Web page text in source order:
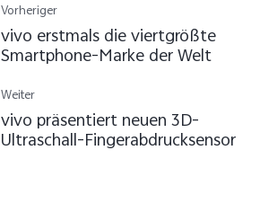
Vorheriger
vivo erstmals die viertgrößte
Smartphone-Marke der Welt
Weiter
vivo präsentiert neuen 3D-
Ultraschall-Fingerabdrucksensor